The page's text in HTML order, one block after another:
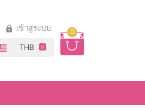
0
เข้าสู่ระบบ